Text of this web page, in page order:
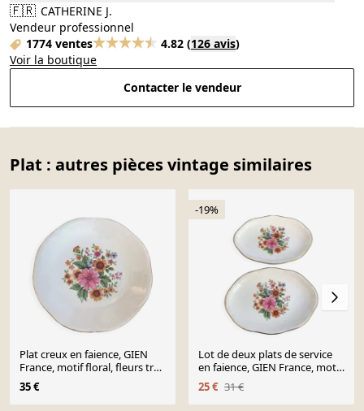
🇫🇷 CATHERINE J.
Vendeur professionnel
1774 ventes
4.82 (126 avis)
Voir la boutique
Contacter le vendeur
Plat : autres pièces vintage similaires
Plat creux en faience, GIEN
France, motif floral, fleurs très
colorées, art de la table,
vintage
35 €
-19%
Lot de deux plats de service
en faience, GIEN France, motif
floral, fleurs très colorées,
vintage
25 € 31 €